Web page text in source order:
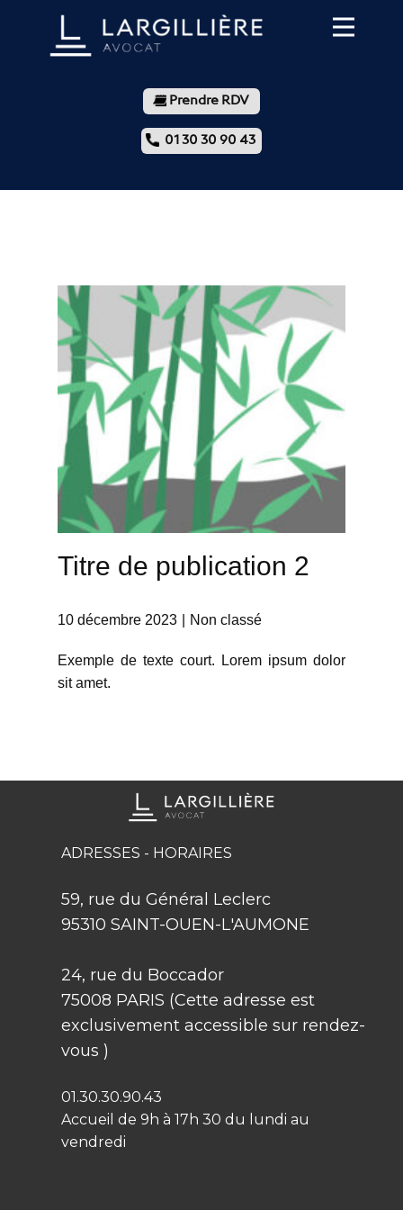
Prendre RDV
01 30 30 90 43
Titre de publication 2
10 décembre 2023 Non classé
Exemple de texte court. Lorem ipsum dolor
sit amet.
ADRESSES - HORAIRES
59, rue du Général Leclerc
95310 SAINT-OUEN-L'AUMONE
24, rue du Boccador
75008 PARIS (​Cette adresse est
exclusivement accessible sur rendez-
vous )
01.30.30.90.43
Accueil de 9h à 17h 30 du lundi au
vendredi